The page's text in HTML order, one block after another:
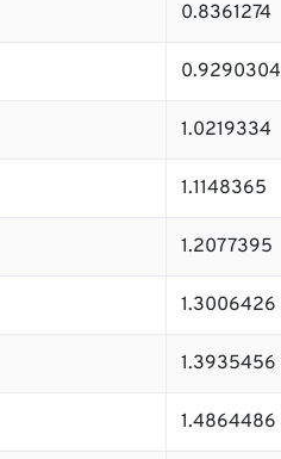
0.8361274
0.9290304
1.0219334
1.1148365
1.2077395
1.3006426
1.3935456
1.4864486